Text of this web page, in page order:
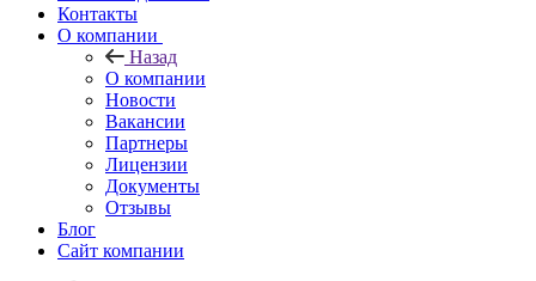
Контакты
О компании
Назад
О компании
Новости
Вакансии
Партнеры
Лицензии
Документы
Отзывы
Блог
Сайт компании